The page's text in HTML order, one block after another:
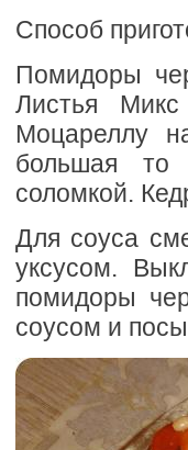
Способ
Помидоры
Листья
Моцареллу
большая то
соломкой.
Для соуса
уксусом.
помидоры
соусом и